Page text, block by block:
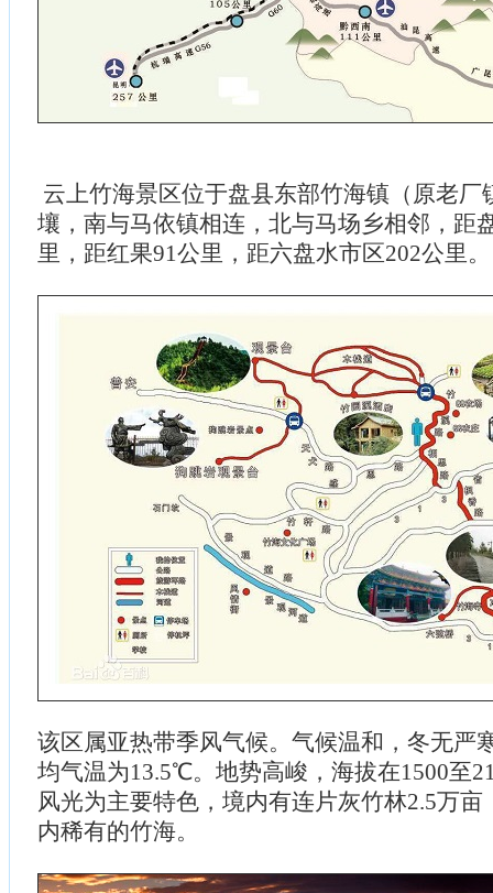
云上竹海景区位于盘县东部竹海镇（原老厂
壤，南与马依镇相连，北与马场乡相邻，距
里，距红果91公里，距六盘水市区202公里。
该区属亚热带季风气候。气候温和，冬无严
均气温为13.5℃。地势高峻，海拔在1500至
风光为主要特色，境内有连片灰竹林2.5万
内稀有的竹海。